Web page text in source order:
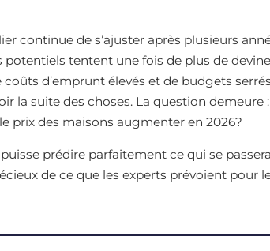
continue de s’ajuster après plusieurs
tentent une fois de plus de
d’emprunt élevés et de budgets
la suite des choses. La question demeure
prix des maisons augmenter en 2026?
prédire parfaitement ce qui se
de ce que les experts prévoient pour